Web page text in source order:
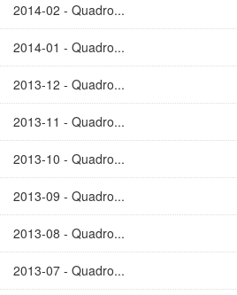
2014-02 - Quadro...
2014-01 - Quadro...
2013-12 - Quadro...
2013-11 - Quadro...
2013-10 - Quadro...
2013-09 - Quadro...
2013-08 - Quadro...
2013-07 - Quadro...